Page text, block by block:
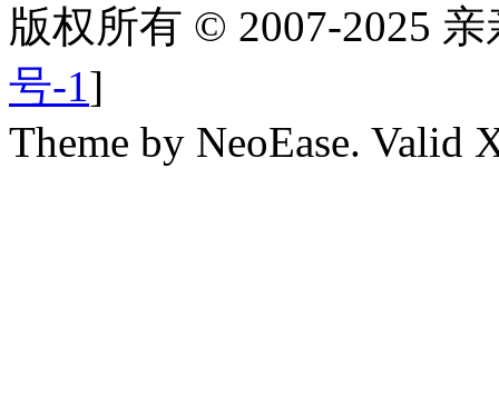
版权所有 © 2007-2025
号-1]
Theme by NeoEase. Valid